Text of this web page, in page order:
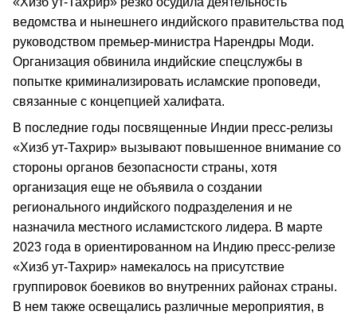
ведомства и нынешнего индийского правительства под
руководством премьер-министра Нарендры Моди.
Организация обвинила индийские спецслужбы в
попытке криминализировать исламские проповеди,
связанные с концепцией халифата.
В последние годы посвященные Индии пресс-релизы
«Хизб ут-Тахрир» вызывают повышенное внимание со
стороны органов безопасности страны, хотя
организация еще не объявила о создании
регионального индийского подразделения и не
назначила местного исламистского лидера. В марте
2023 года в ориентированном на Индию пресс-релизе
«Хизб ут-Тахрир» намекалось на присутствие
группировок боевиков во внутренних районах страны.
В нем также освещались различные мероприятия, в